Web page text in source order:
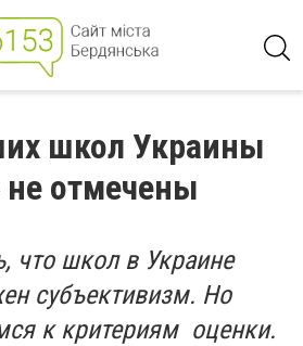
школ Украины
отмечены
что школ в Украине
субъективизм. Но
к критериям оценки.